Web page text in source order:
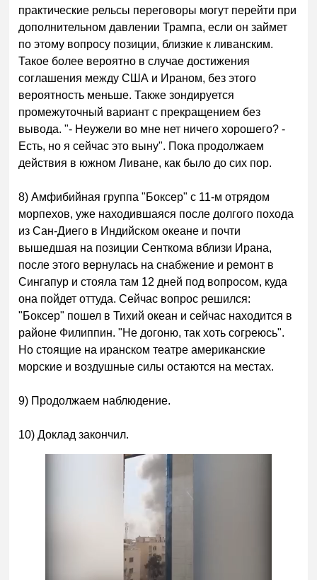
практические рельсы переговоры могут перейти при
дополнительном давлении Трампа, если он займет
по этому вопросу позиции, близкие к ливанским.
Такое более вероятно в случае достижения
соглашения между США и Ираном, без этого
вероятность меньше. Также зондируется
промежуточный вариант с прекращением без
вывода. "- Неужели во мне нет ничего хорошего? -
Есть, но я сейчас это выну". Пока продолжаем
действия в южном Ливане, как было до сих пор.
8) Амфибийная группа "Боксер" с 11-м отрядом
морпехов, уже находившаяся после долгого похода
из Сан-Диего в Индийском океане и почти
вышедшая на позиции Сенткома вблизи Ирана,
после этого вернулась на снабжение и ремонт в
Сингапур и стояла там 12 дней под вопросом, куда
она пойдет оттуда. Сейчас вопрос решился:
"Боксер" пошел в Тихий океан и сейчас находится в
районе Филиппин. "Не догоню, так хоть согреюсь".
Но стоящие на иранском театре американские
морские и воздушные силы остаются на местах.
9) Продолжаем наблюдение.
10) Доклад закончил.